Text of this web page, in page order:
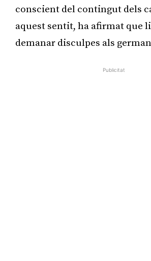
conscient del contingut dels
aquest sentit, ha afirmat que
demanar disculpes als
Publicitat